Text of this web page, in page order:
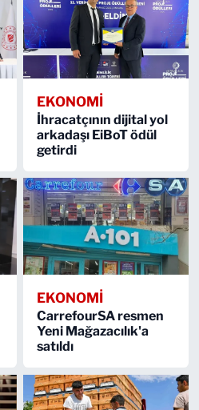
EKONOMİ
İhracatçının dijital yol
arkadaşı EiBoT ödül
getirdi
EKONOMİ
CarrefourSA resmen
Yeni Mağazacılık'a
satıldı